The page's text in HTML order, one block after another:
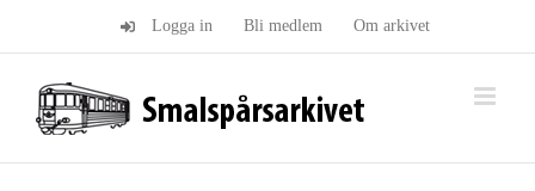
Logga in Bli medlem Om arkivet